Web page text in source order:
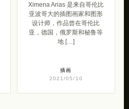
Ximena Arias 是来自哥伦比
亚波哥大的插图画家和图形
设计师，作品曾在哥伦比
亚，德国，俄罗斯和秘鲁等
地 […]
插画
2021/05/10